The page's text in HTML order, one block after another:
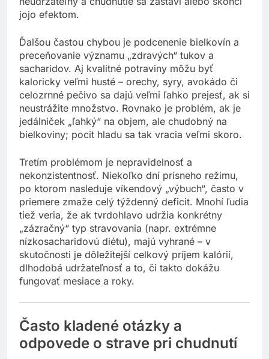
jojo efektom.
Ďalšou častou chybou je podcenenie bielkovín a
preceňovanie významu „zdravých“ tukov a
sacharidov. Aj kvalitné potraviny môžu byť
kaloricky veľmi husté – orechy, syry, avokádo či
celozrnné pečivo sa dajú veľmi ľahko prejesť, ak si
neustrážite množstvo. Rovnako je problém, ak je
jedálniček „ľahký“ na objem, ale chudobný na
bielkoviny; pocit hladu sa tak vracia veľmi skoro.
Tretím problémom je nepravidelnosť a
nekonzistentnosť. Niekoľko dní prísneho režimu,
po ktorom nasleduje víkendový „výbuch“, často v
priemere zmaže celý týždenný deficit. Mnohí ľudia
tiež veria, že ak tvrdohlavo udržia konkrétny
„zázračný“ typ stravovania (napr. extrémne
nízkosacharidovú diétu), majú vyhrané – v
skutočnosti je dôležitejší celkový príjem kalórií,
dlhodobá udržateľnosť a to, či takto dokážu
fungovať mesiace a roky.
Často kladené otázky a
odpovede o strave pri chudnutí